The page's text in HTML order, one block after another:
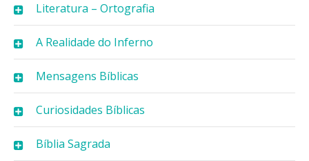
Literatura – Ortografia
A Realidade do Inferno
Mensagens Bíblicas
Curiosidades Bíblicas
Bíblia Sagrada